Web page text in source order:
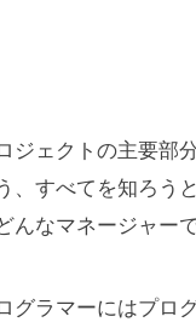
ジェクトの主要部
、すべてを知ろう
んなマネージャー
グラマーにはプロ